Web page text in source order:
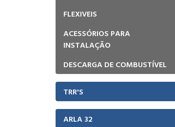
FLEXIVEIS
ACESSÓRIOS PARA
INSTALAÇÃO
DESCARGA DE COMBUSTÍVEL
TRR'S
ARLA 32